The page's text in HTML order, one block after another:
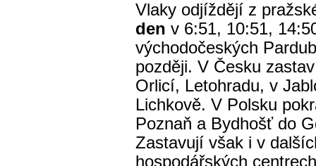
Vlaky odjíždějí z
den v 6:51, 10:51,
východočeských
později. V Česku
Orlicí, Letohradu, v
Lichkově. V Polsku
Poznaň a Bydhošť do
Zastavují však i v
hospodářských